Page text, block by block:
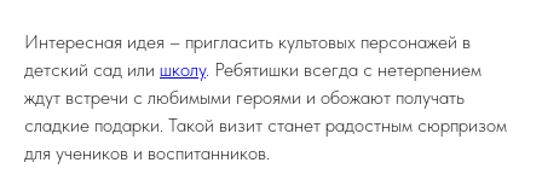
Интересная идея – пригласить культовых персонажей в
детский сад или школу. Ребятишки всегда с нетерпением
ждут встречи с любимыми героями и обожают получать
сладкие подарки. Такой визит станет радостным сюрпризом
для учеников и воспитанников.